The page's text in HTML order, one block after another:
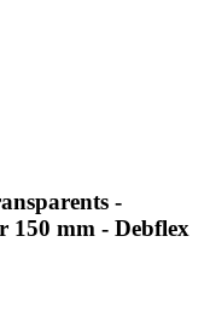
-
150 mm - Debflex